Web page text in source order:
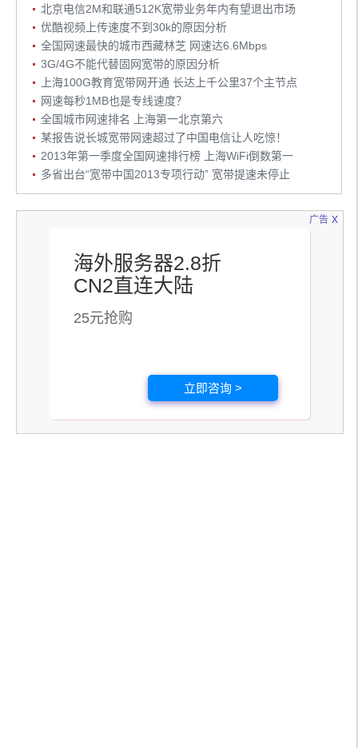
北京电信2M和联通512K宽带业务年内有望退出市场
优酷视频上传速度不到30k的原因分析
全国网速最快的城市西藏林芝 网速达6.6Mbps
3G/4G不能代替固网宽带的原因分析
上海100G教育宽带网开通 长达上千公里37个主节点
网速每秒1MB也是专线速度？
全国城市网速排名 上海第一北京第六
某报告说长城宽带网速超过了中国电信让人吃惊！
2013年第一季度全国网速排行榜 上海WiFi倒数第一
多省出台“宽带中国2013专项行动” 宽带提速未停止
广告
海外服务器2.8折
CN2直连大陆
25元抢购
立即咨询 >
x